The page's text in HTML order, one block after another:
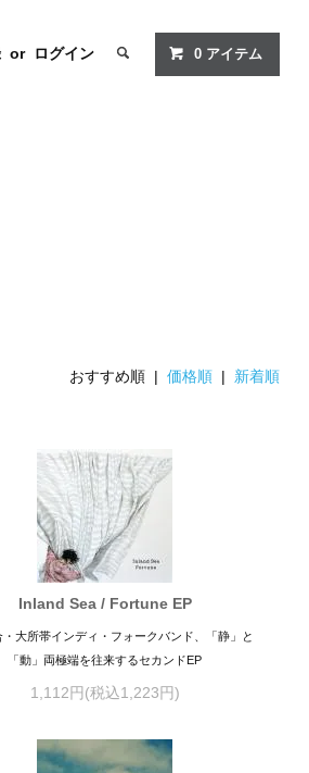
or ログイン 0 アイテム
おすすめ順 |価格順 | 新着順
Inland Sea / Fortune EP
・大所帯インディ・フォークバンド、「静」と
「動」両極端を往来するセカンドEP
1,112円(税込1,223円)